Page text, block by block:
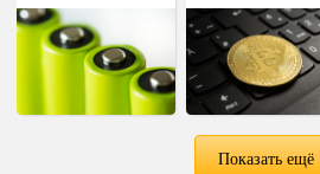
Показать ещё